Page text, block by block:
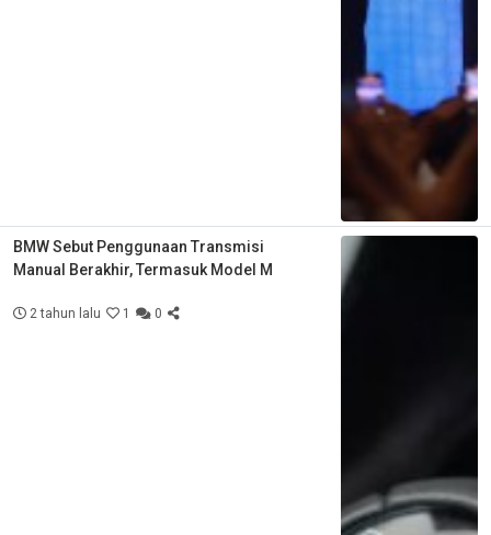
BMW Sebut Penggunaan Transmisi
Manual Berakhir, Termasuk Model M
2 tahun lalu 1 0